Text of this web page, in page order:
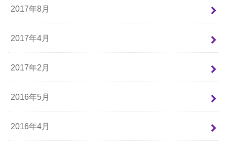
2017年8月
2017年4月
2017年2月
2016年5月
2016年4月